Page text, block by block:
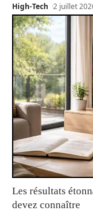
High-Tech 2 juillet
Les résultats
devez connaître